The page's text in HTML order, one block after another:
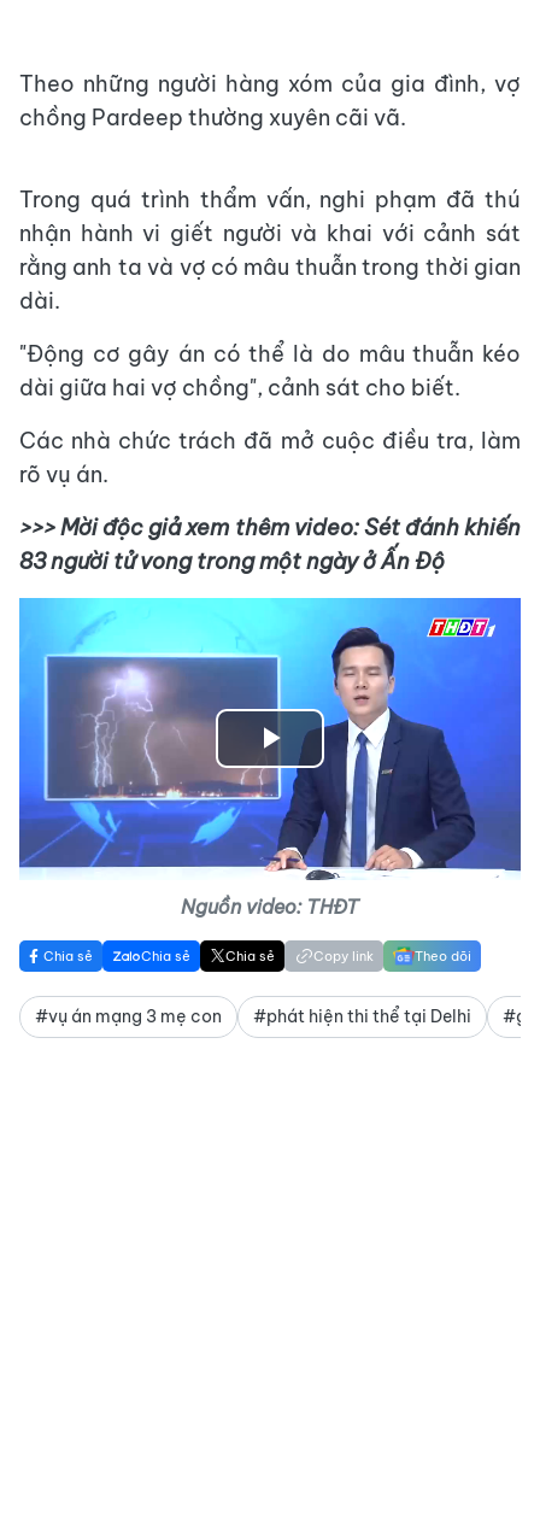
Theo những người hàng xóm của gia đình, vợ
chồng Pardeep thường xuyên cãi vã.
Trong quá trình thẩm vấn, nghi phạm đã thú
nhận hành vi giết người và khai với cảnh sát
rằng anh ta và vợ có mâu thuẫn trong thời gian
dài.
"Động cơ gây án có thể là do mâu thuẫn kéo
dài giữa hai vợ chồng", cảnh sát cho biết.
Các nhà chức trách đã mở cuộc điều tra, làm
rõ vụ án.
>>> Mời độc giả xem thêm video: Sét đánh khiến
83 người tử vong trong một ngày ở Ấn Độ
Play
Video
Nguồn video: THĐT
Chia sẻ Chia sẻ Chia sẻ Copy link Theo dõi
#vụ án mạng 3 mẹ con #phát hiện thi thể tại Delhi